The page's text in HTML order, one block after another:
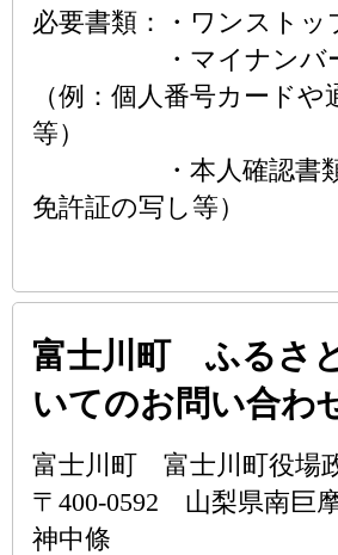
必要書類：・ワンストッ
・マイナンバー
（例：個人番号カードや
等）
・本人確認書類
免許証の写し等）
富士川町 ふるさ
いてのお問い合わ
富士川町 富士川町役場
〒400-0592 山梨県南巨
神中條